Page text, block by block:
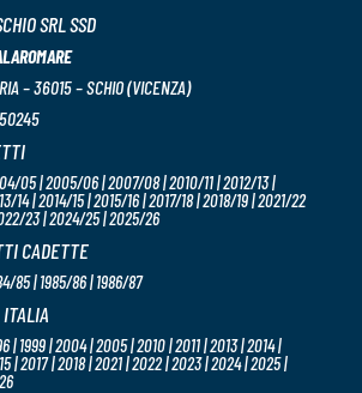
SRL SSD
– 36015 – SCHIO (VICENZA)
05 | 2005/06 | 2007/08 | 2010/11 | 2012/13 |
14 | 2014/15 | 2015/16 | 2017/18 | 2018/19 | 2021/22
23 | 2024/25 | 2025/26
CADETTE
85 | 1985/86 | 1986/87
ITALIA
| 1999 | 2004 | 2005 | 2010 | 2011 | 2013 | 2014 |
| 2017 | 2018 | 2021 | 2022 | 2023 | 2024 | 2025 |